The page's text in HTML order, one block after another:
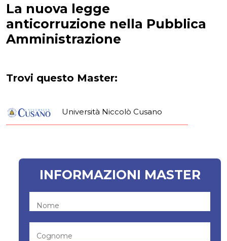
La nuova legge
anticorruzione nella Pubblica
Amministrazione
Trovi questo Master:
Università Niccolò Cusano
INFORMAZIONI MASTER
Nome
Cognome